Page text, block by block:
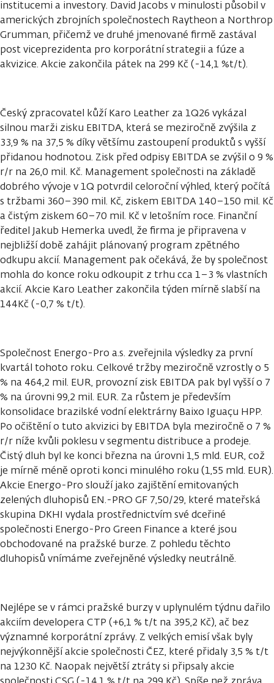
institucemi a investory. David Jacobs v minulosti působil v
amerických zbrojních společnostech Raytheon a Northrop
Grumman, přičemž ve druhé jmenované firmě zastával
post viceprezidenta pro korporátní strategii a fúze a
akvizice. Akcie zakončila pátek na 299 Kč (-14,1 %t/t).
Český zpracovatel kůží Karo Leather za 1Q26 vykázal
silnou marži zisku EBITDA, která se meziročně zvýšila z
33,9 % na 37,5 % díky většímu zastoupení produktů s vyšší
přidanou hodnotou. Zisk před odpisy EBITDA se zvýšil o 9 %
r/r na 26,0 mil. Kč. Management společnosti na základě
dobrého vývoje v 1Q potvrdil celoroční výhled, který počítá
s tržbami 360–390 mil. Kč, ziskem EBITDA 140–150 mil. Kč
a čistým ziskem 60–70 mil. Kč v letošním roce. Finanční
ředitel Jakub Hemerka uvedl, že firma je připravena v
nejbližší době zahájit plánovaný program zpětného
odkupu akcií. Management pak očekává, že by společnost
mohla do konce roku odkoupit z trhu cca 1–3 % vlastních
akcií. Akcie Karo Leather zakončila týden mírně slabší na
144Kč (-0,7 % t/t).
Společnost Energo-Pro a.s. zveřejnila výsledky za první
kvartál tohoto roku. Celkové tržby meziročně vzrostly o 5
% na 464,2 mil. EUR, provozní zisk EBITDA pak byl vyšší o 7
% na úrovni 99,2 mil. EUR. Za růstem je především
konsolidace brazilské vodní elektrárny Baixo Iguaçu HPP.
Po očištění o tuto akvizici by EBITDA byla meziročně o 7 %
r/r níže kvůli poklesu v segmentu distribuce a prodeje.
Čistý dluh byl ke konci března na úrovni 1,5 mld. EUR, což
je mírně méně oproti konci minulého roku (1,55 mld. EUR).
Akcie Energo-Pro slouží jako zajištění emitovaných
zelených dluhopisů EN.-PRO GF 7,50/29, které mateřská
skupina DKHI vydala prostřednictvím své dceřiné
společnosti Energo-Pro Green Finance a které jsou
obchodované na pražské burze. Z pohledu těchto
dluhopisů vnímáme zveřejněné výsledky neutrálně.
Nejlépe se v rámci pražské burzy v uplynulém týdnu dařilo
akciím developera CTP (+6,1 % t/t na 395,2 Kč), ač bez
významné korporátní zprávy. Z velkých emisí však byly
nejvýkonnější akcie společnosti ČEZ, které přidaly 3,5 % t/t
na 1230 Kč. Naopak největší ztráty si připsaly akcie